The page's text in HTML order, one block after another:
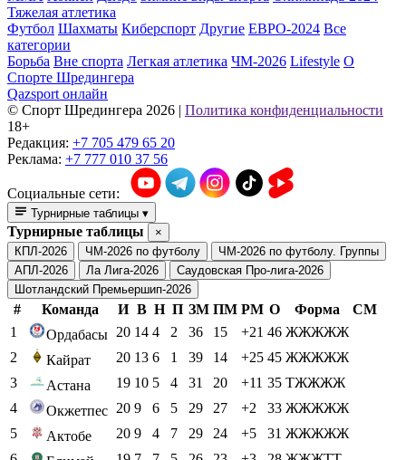
Тяжелая атлетика
Футбол Шахматы Киберспорт Другие ЕВРО-2024 Все
категории
Борьба Вне спорта Легкая атлетика ЧМ-2026 Lifestyle О
Спорте Шредингера
Qazsport онлайн
© Cпорт Шредингера 2026 | Политика конфиденциальности
18+
Редакция: +7 705 479 65 20
Реклама: +7 777 010 37 56
Социальные сети:
Турнирные таблицы ▾
Турнирные таблицы
×
КПЛ-2026
ЧМ-2026 по футболу
ЧМ-2026 по футболу. Группы
АПЛ-2026
Ла Лига-2026
Саудовская Про-лига-2026
Шотландский Премьершип-2026
# Команда И В Н П ЗМ ПМ РМ О Форма
СМ
1
Ордабасы 20 14 4 2 36 15 +21 46 ЖЖЖЖЖ
2
Кайрат 20 13 6 1 39 14 +25 45 ЖЖЖЖЖ
3
Астана 19 10 5 4 31 20 +11 35 ТЖЖЖЖ
4
Окжетпес 20 9 6 5 29 27 +2 33 ЖЖЖЖЖ
5
Актобе 20 9 4 7 29 24 +5 31 ЖЖЖЖЖ